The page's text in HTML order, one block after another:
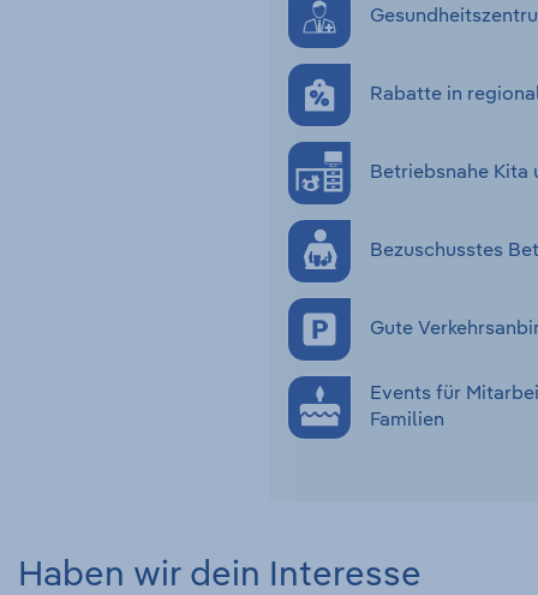
Rabatte in
Betriebsnahe Kita
Bezuschusstes
Gute
Events für
Familien
Haben wir dein Interesse